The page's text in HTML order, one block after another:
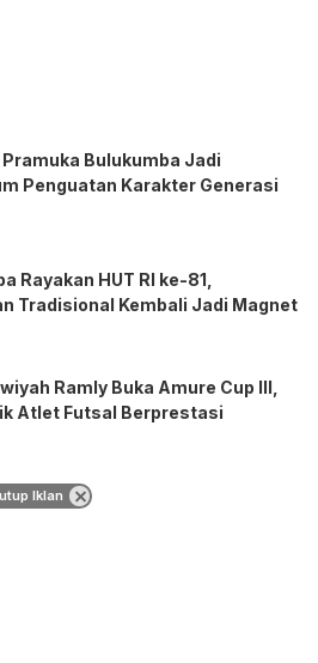
Bulukumba Jadi
Penguatan Karakter Generasi
Rayakan HUT RI ke-81,
Tradisional Kembali Jadi Magnet
Ramly Buka Amure Cup III,
Atlet Futsal Berprestasi
Iklan